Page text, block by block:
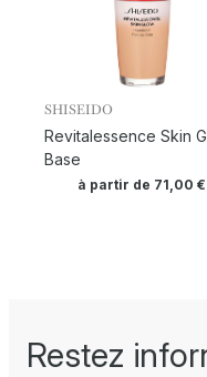
SHISEIDO
Revitalessence Skin
Base
à partir de 71,00 €
Restez